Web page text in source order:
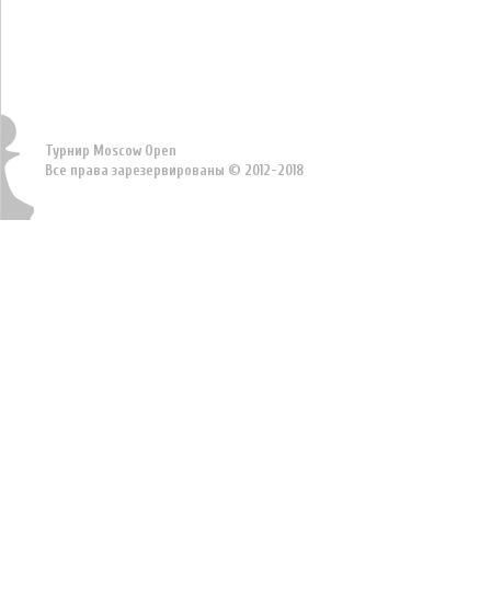
Турнир Moscow Open
Все права зарезервированы © 2012-2018